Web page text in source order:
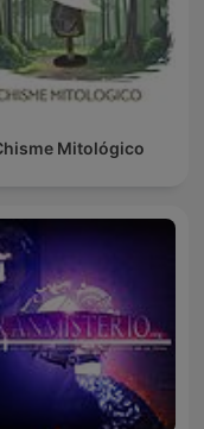
Mitológico